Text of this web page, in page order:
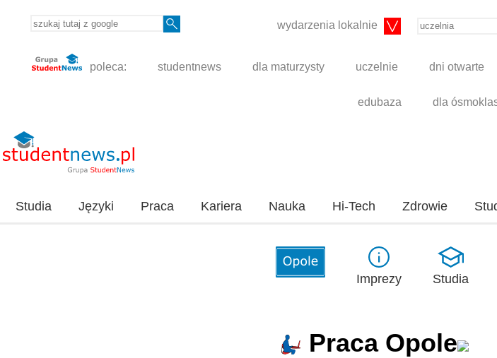
wydarzenia lokalnie
poleca: studentnews dla maturzysty uczelnie dni otwarte
edubaza dla
Studia Języki Praca Kariera Nauka Hi-Tech Zdrowie
Imprezy Studia
Praca Opole